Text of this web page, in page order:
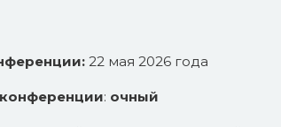
22 мая 2026 года
: очный